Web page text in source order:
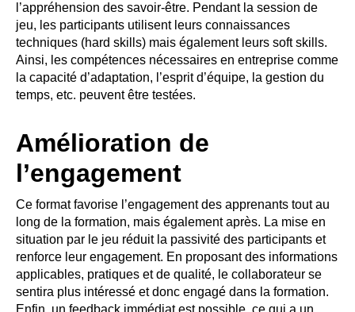
l’appréhension des savoir-être. Pendant la session de
jeu, les participants utilisent leurs connaissances
techniques (hard skills) mais également leurs soft skills.
Ainsi, les compétences nécessaires en entreprise comme
la capacité d’adaptation, l’esprit d’équipe, la gestion du
temps, etc. peuvent être testées.
Amélioration de
l’engagement
Ce format favorise l’engagement des apprenants tout au
long de la formation, mais également après. La mise en
situation par le jeu réduit la passivité des participants et
renforce leur engagement. En proposant des informations
applicables, pratiques et de qualité, le collaborateur se
sentira plus intéressé et donc engagé dans la formation.